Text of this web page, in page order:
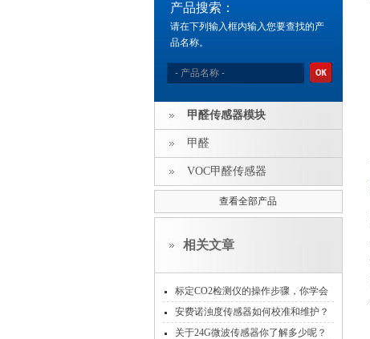
产品搜索：
请在下列输入框内输入您要查找的产
品名称。
甲醛传感器模块
甲醛
VOC甲醛传感器
查看全部产品
相关文章
标定CO2检测仪的操作步骤，你学会
了吗？
安费诺浊度传感器如何校准和维护？
关于24G微波传感器你了解多少呢？